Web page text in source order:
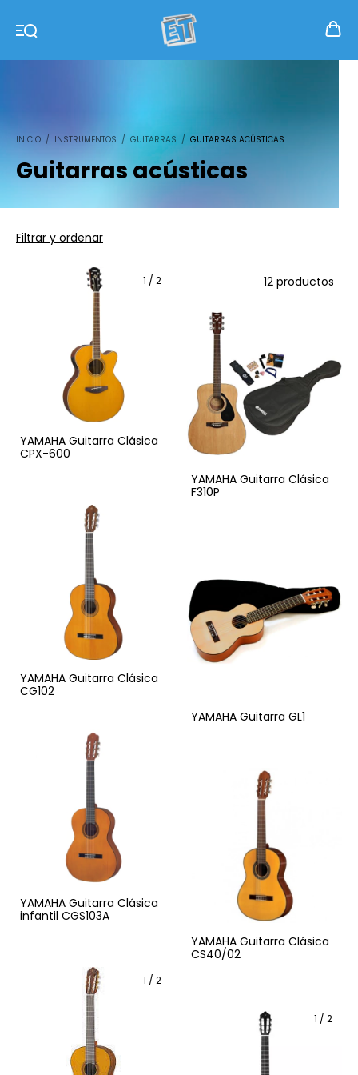
INICIO / INSTRUMENTOS / GUITARRAS / GUITARRAS ACÚSTICAS
Guitarras acústicas
Filtrar y ordenar
12 productos
1 / 2
YAMAHA Guitarra Clásica
CPX-600
YAMAHA Guitarra Clásica
F310P
YAMAHA Guitarra Clásica
CG102
YAMAHA Guitarra GL1
YAMAHA Guitarra Clásica
infantil CGS103A
YAMAHA Guitarra Clásica
CS40/02
1 / 2
1 / 2